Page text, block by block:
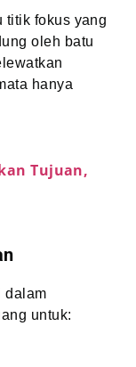
titik fokus yang
oleh batu
hanya
Tujuan,
dalam
untuk: